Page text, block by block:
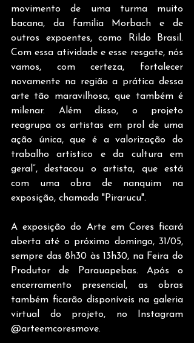
movimento de uma turma muito
bacana, da família Morbach e de
outros expoentes, como Rildo Brasil.
Com essa atividade e esse resgate, nós
vamos, com certeza, fortalecer
novamente na região a prática dessa
arte tão maravilhosa, que também é
milenar. Além disso, o projeto
reagrupa os artistas em prol de uma
ação única, que é a valorização do
trabalho artístico e da cultura em
geral”, destacou o artista, que está
com uma obra de nanquim na
exposição, chamada "Pirarucu".
A exposição do Arte em Cores ficará
aberta até o próximo domingo, 31/05,
sempre das 8h30 às 13h30, na Feira do
Produtor de Parauapebas. Após o
encerramento presencial, as obras
também ficarão disponíveis na galeria
virtual do projeto, no Instagram
@arteemcoresmove.